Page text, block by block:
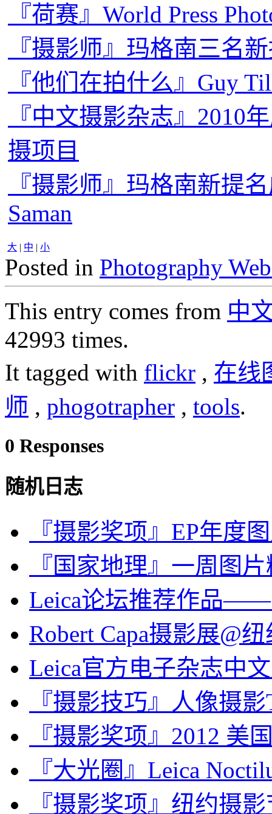
『荷赛』World Press
『摄影师』玛格南三名
『他们在拍什么』Guy
『中文摄影杂志』2010
摄项目
『摄影师』玛格南新提
Saman
大 | 中 | 小
Posted in Photography
This entry comes from 中
42993 times.
It tagged with flickr , 在线
师 , phogotrapher , tools.
0 Responses
随机日志
『摄影奖项』EP年度
『国家地理』一周图
Leica论坛推荐作品
Robert Capa摄影展@
Leica官方电子杂志中
『摄影技巧』人像摄
『摄影奖项』2012 美
『大光圈』Leica
『摄影奖项』纽约摄